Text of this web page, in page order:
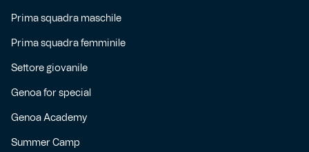
Prima squadra maschile
Prima squadra femminile
Settore giovanile
Genoa for special
Genoa Academy
Summer Camp